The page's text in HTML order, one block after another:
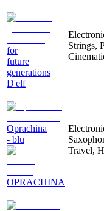
for
future
generations
D'elf
Strings,
Oprachina
- blu
OPRACHINA
Travel,